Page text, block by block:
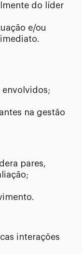
do líder
e/ou
envolvidos;
na gestão
pares,
interações